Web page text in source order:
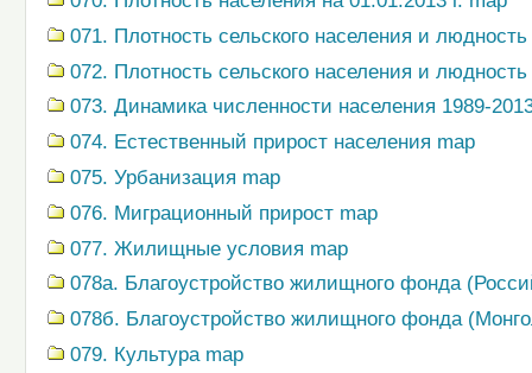
071. Плотность сельского населения и
072. Плотность сельского населения и
073. Динамика численности населения 1989-2013
074. Естественный прирост населения map
075. Урбанизация map
076. Миграционный прирост map
077. Жилищные условия map
078a. Благоустройство жилищного фонда
078б. Благоустройство жилищного фонда
079. Культура map